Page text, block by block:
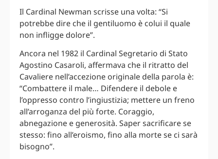
Il Cardinal Newman scrisse una volta: “Si
potrebbe dire che il gentiluomo è colui il quale
non infligge dolore”.
Ancora nel 1982 il Cardinal Segretario di Stato
Agostino Casaroli, affermava che il ritratto del
Cavaliere nell’accezione originale della parola è:
“Combattere il male… Difendere il debole e
l’oppresso contro l’ingiustizia; mettere un freno
all’arroganza del più forte. Coraggio,
abnegazione e generosità. Saper sacrificare se
stesso: fino all’eroismo, fino alla morte se ci sarà
bisogno”.